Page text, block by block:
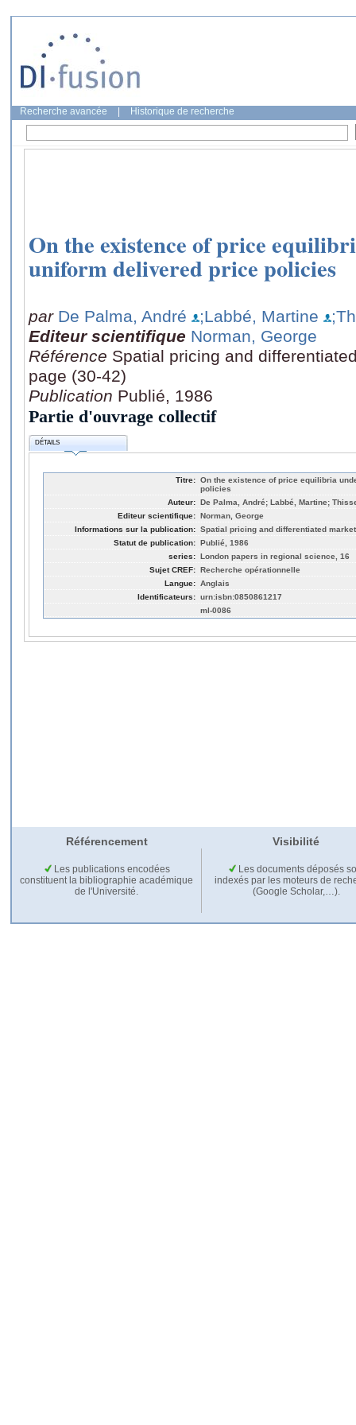
Recherche avancée Historique de recherche
On the existence of price
uniform delivered price policies
par De Palma, André ;Labbé, Martine
Editeur scientifique Norman, George
Référence Spatial pricing and
page (30-42)
Publication Publié, 1986
Partie d'ouvrage collectif
DÉTAILS
Titre: On the existence of price equilibria
policies
Auteur: De Palma, André; Labbé, Martine;
Editeur scientifique: Norman, George
Informations sur la publication: Spatial pricing and differentiated
Statut de publication: Publié, 1986
series: London papers in regional science, 16
Sujet CREF: Recherche opérationnelle
Langue: Anglais
Identificateurs: urn:isbn:0850861217
ml-0086
Référencement Visibilité
Les publications encodées
constituent la bibliographie académique
de l'Université.
Les documents déposés
indexés par les moteurs de
(Google Scholar,…).